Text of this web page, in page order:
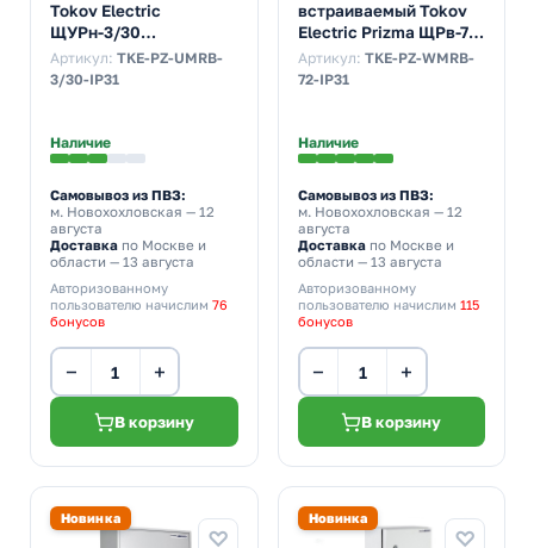
Tokov Electric
ЩУРн-3/30
500х400х160 на 3-ф
счетчик и 30м
Артикул: TKE-PZ-UMRB-
3/30-IP31
Наличие
Самовывоз из ПВЗ:
м. Новохохловская — 12
августа
Доставка по Москве и
области — 13 августа
Авторизованному
пользователю начислим 76
бонусов
− +
В корзину
встраиваемый Tokov
Electric Prizma ЩРв-72
72м 520х600х120 с
Din-рейкой IP31 серый
Артикул: TKE-PZ-WMRB-
72-IP31
Наличие
Самовывоз из ПВЗ:
м. Новохохловская — 12
августа
Доставкапо Москве и
области — 13 августа
Авторизованному
пользователю начислим 115
бонусов
− +
В корзину
Новинка Новинка